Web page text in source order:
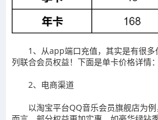
1、从app端口充值，其实是有很
列联合会员权益！下面是单卡价格详情：
2、电商渠道
以淘宝平台QQ音乐会员旗舰店为